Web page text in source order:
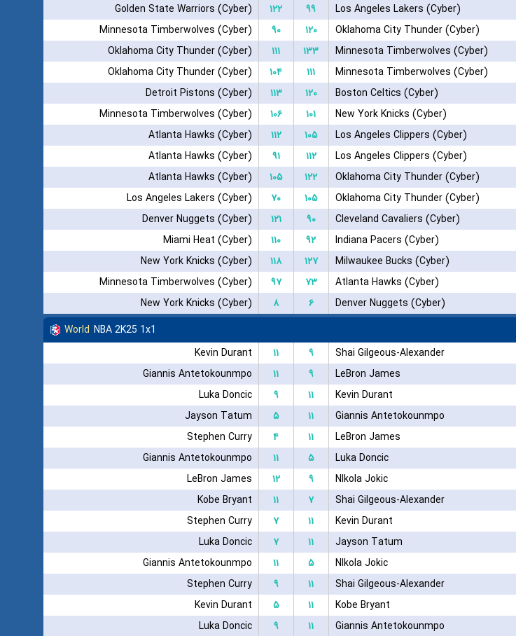
Golden State Warriors (Cyber)
۱۲۲ ۹۹ Los Angeles Lakers (Cyber)
Minnesota Timberwolves (Cyber)
۹۰ ۱۲۰ Oklahoma City Thunder (Cyber)
Oklahoma City Thunder (Cyber)
۱۱۱ ۱۳۳ Minnesota Timberwolves (Cyber)
Oklahoma City Thunder (Cyber)
۱۰۴ ۱۱۱ Minnesota Timberwolves (Cyber)
Detroit Pistons (Cyber)
۱۱۳ ۱۲۰ Boston Celtics (Cyber)
Minnesota Timberwolves (Cyber)
۱۰۶ ۱۰۱ New York Knicks (Cyber)
Atlanta Hawks (Cyber)
۱۱۲ ۱۰۵ Los Angeles Clippers (Cyber)
Atlanta Hawks (Cyber)
۹۱ ۱۱۲ Los Angeles Clippers (Cyber)
Atlanta Hawks (Cyber)
۱۰۵ ۱۲۲ Oklahoma City Thunder (Cyber)
Los Angeles Lakers (Cyber)
۷۰ ۱۰۵ Oklahoma City Thunder (Cyber)
Denver Nuggets (Cyber)
۱۲۱ ۹۰ Cleveland Cavaliers (Cyber)
Miami Heat (Cyber)
۱۱۰ ۹۲ Indiana Pacers (Cyber)
New York Knicks (Cyber)
۱۱۸ ۱۲۷ Milwaukee Bucks (Cyber)
Minnesota Timberwolves (Cyber)
۹۷ ۷۳ Atlanta Hawks (Cyber)
New York Knicks (Cyber)
۸ ۶ Denver Nuggets (Cyber)
World NBA 2K25 1x1
Kevin Durant
۱۱ ۹ Shai Gilgeous-Alexander
Giannis Antetokounmpo
۱۱ ۹ LeBron James
Luka Doncic
۹ ۱۱ Kevin Durant
Jayson Tatum
۵ ۱۱ Giannis Antetokounmpo
Stephen Curry
۴ ۱۱ LeBron James
Giannis Antetokounmpo
۱۱ ۵ Luka Doncic
LeBron James
۱۲ ۹ NIkola Jokic
Kobe Bryant
۱۱ ۷ Shai Gilgeous-Alexander
Stephen Curry
۷ ۱۱ Kevin Durant
Luka Doncic
۷ ۱۱ Jayson Tatum
Giannis Antetokounmpo
۱۱ ۵ NIkola Jokic
Stephen Curry
۹ ۱۱ Shai Gilgeous-Alexander
Kevin Durant
۵ ۱۱ Kobe Bryant
Luka Doncic
۹ ۱۱ Giannis Antetokounmpo